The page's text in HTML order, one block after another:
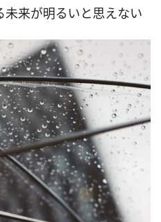
未来が明るいと思えない